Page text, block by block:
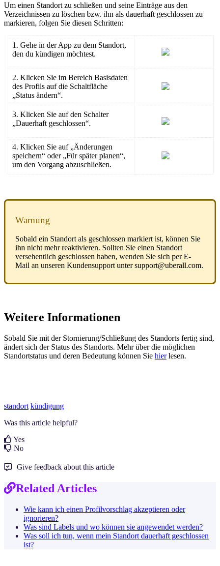
Um einen Standort zu schließen und seine Einträge aus den
Verzeichnissen zu löschen bzw. ihn als dauerhaft geschlossen zu
markieren, folgen Sie diesen Schritten:
1. Gehe in der App zu dem Standort,
den du kündigen möchtest.
2. Klicken Sie im Bereich Basisdaten
des Profils auf die Schaltfläche
„Status ändern“.
3. Klicken Sie auf den Schalter
„Dauerhaft geschlossen“.
4. Klicken Sie auf „Änderungen
speichern“ oder „Für später planen“,
um den Vorgang abzuschließen.
Warnung
Sobald ein Standort als geschlossen markiert ist, können Sie
ihn nicht mehr reaktivieren. Sollten Sie einen Standort
versehentlich geschlossen haben, wenden Sie sich per E-
Mail an unseren Kundensupport unter support@uberall.com.
Weitere Informationen
Sobald Sie mit der Stornierung/Schließung des Standorts fertig sind,
ändert sich der Status des Standorts. Mehr über die möglichen
Standortstatus und deren Bedeutung können Sie hierlesen.
standort kündigung
Was this article helpful?
Yes
No
Give feedback about this article
Related Articles
Wie kann ich einen Profilvorschlag akzeptieren oder
ignorieren?
Was sind Labels und wo können sie angewendet werden?
Was soll ich tun, wenn mein Standort dauerhaft geschlossen
ist?